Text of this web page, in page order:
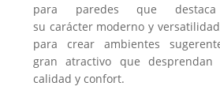
para paredes que
su carácter moderno y
para crear ambientes
gran atractivo que desprendan
calidad y confort.